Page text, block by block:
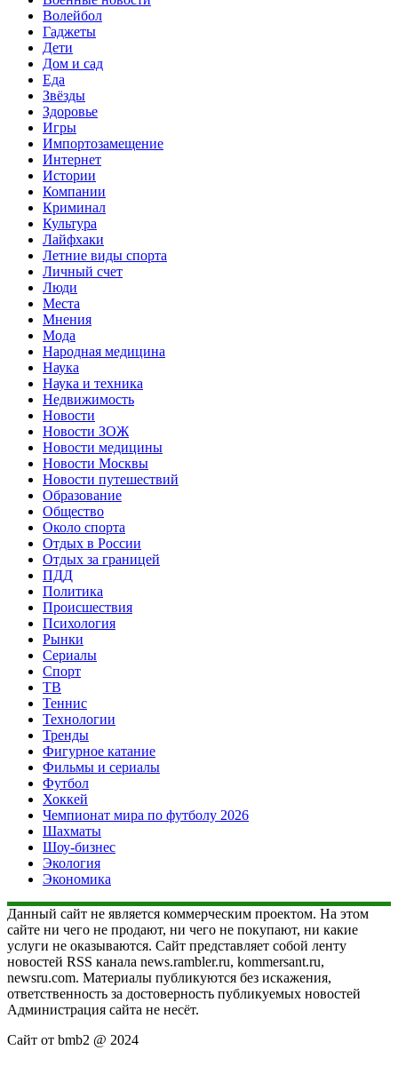
Волейбол
Гаджеты
Дети
Дом и сад
Еда
Звёзды
Здоровье
Игры
Импортозамещение
Интернет
Истории
Компании
Криминал
Культура
Лайфхаки
Летние виды спорта
Личный счет
Люди
Места
Мнения
Мода
Народная медицина
Наука
Наука и техника
Недвижимость
Новости
Новости ЗОЖ
Новости медицины
Новости Москвы
Новости путешествий
Образование
Общество
Около спорта
Отдых в России
Отдых за границей
ПДД
Политика
Происшествия
Психология
Рынки
Сериалы
Спорт
ТВ
Теннис
Технологии
Тренды
Фигурное катание
Фильмы и сериалы
Футбол
Хоккей
Чемпионат мира по футболу 2026
Шахматы
Шоу-бизнес
Экология
Экономика
Данный сайт не является коммерческим проектом. На этом
сайте ни чего не продают, ни чего не покупают, ни какие
услуги не оказываются. Сайт представляет собой ленту
новостей RSS канала news.rambler.ru, kommersant.ru,
newsru.com. Материалы публикуются без искажения,
ответственность за достоверность публикуемых новостей
Администрация сайта не несёт.
Сайт от bmb2 @ 2024